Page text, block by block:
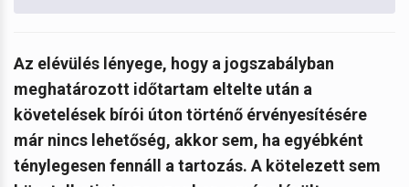
Az elévülés lényege, hogy a jogszabályban
meghatározott időtartam eltelte után a
követelések bírói úton történő érvényesítésére
már nincs lehetőség, akkor sem, ha egyébként
ténylegesen fennáll a tartozás. A kötelezett sem